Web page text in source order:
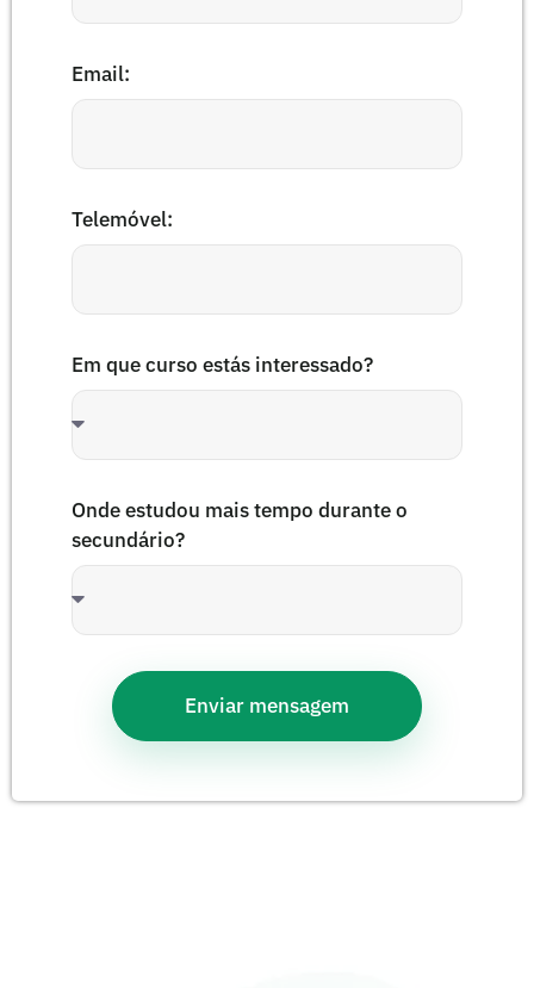
Email:
Telemóvel:
Em que curso estás interessado?
Onde estudou mais tempo durante o
secundário?
Enviar mensagem